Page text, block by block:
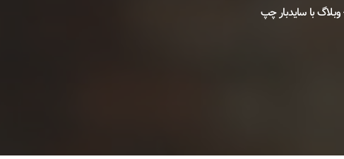
وبلاگ با سایدبار چپ